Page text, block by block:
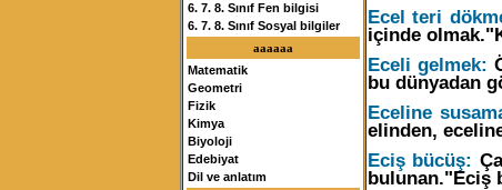
6. 7. 8. Sınıf Fen bilgisi
6. 7. 8. Sınıf Sosyal bilgiler
aaaaaa
Matematik
Geometri
Fizik
Kimya
Biyoloji
Edebiyat
Dil ve anlatım
Ecel teri
içinde
Eceli gelmek:
bu dünyadan
Eceline
elinden,
Eciş bücüş:
bulunan."Eciş